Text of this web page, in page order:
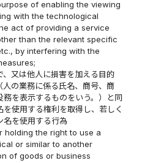
of enabling the viewing
with the technological
act of providing a service
than the relevant specific
by interfering with the
又は他人に損害を加える目的
の業務に係る氏名、商号、商
を表示するものをいう。）と同
使用する権利を取得し、若しく
名を使用する行為
the right to use a
or similar to another
of goods or business